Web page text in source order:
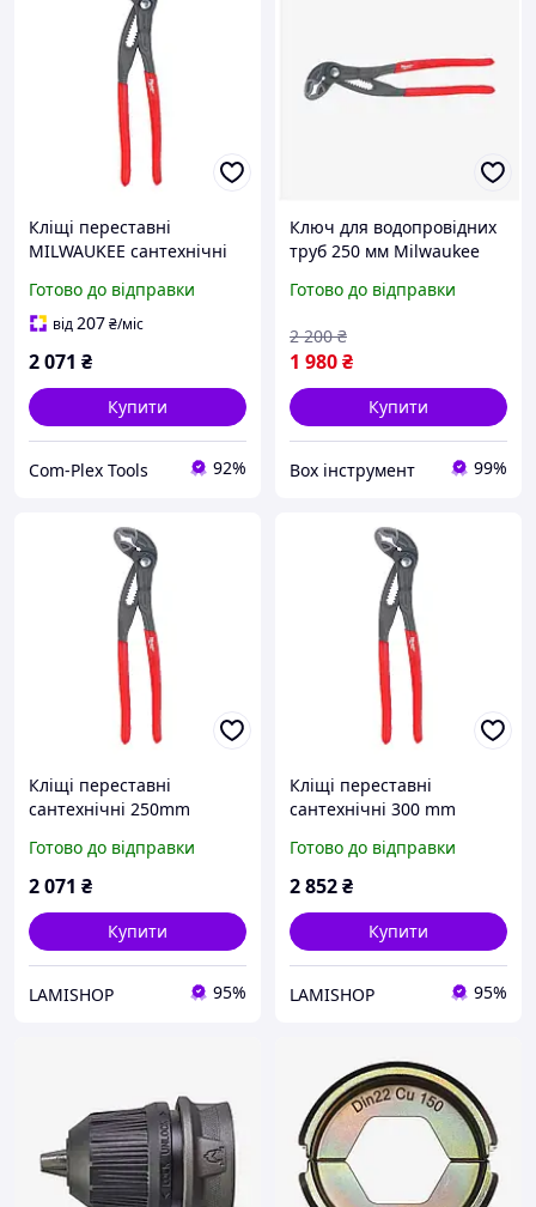
Кліщі переставні
MILWAUKEE сантехнічні
Готово до відправки
від207₴/міс
2 071 ₴
Купити
Com-Plex Tools 92%
Ключ для водопровідних
труб 250 мм Milwaukee
Готово до відправки
1 980₴
2 200 ₴
Купити
Box інструмент 99%
Кліщі переставні
сантехнічні 250mm
Готово до відправки
2 071 ₴
Купити
LAMISHOP 95%
Кліщі переставні
сантехнічні 300 mm
Готово до відправки
2 852₴
Купити
LAMISHOP 95%